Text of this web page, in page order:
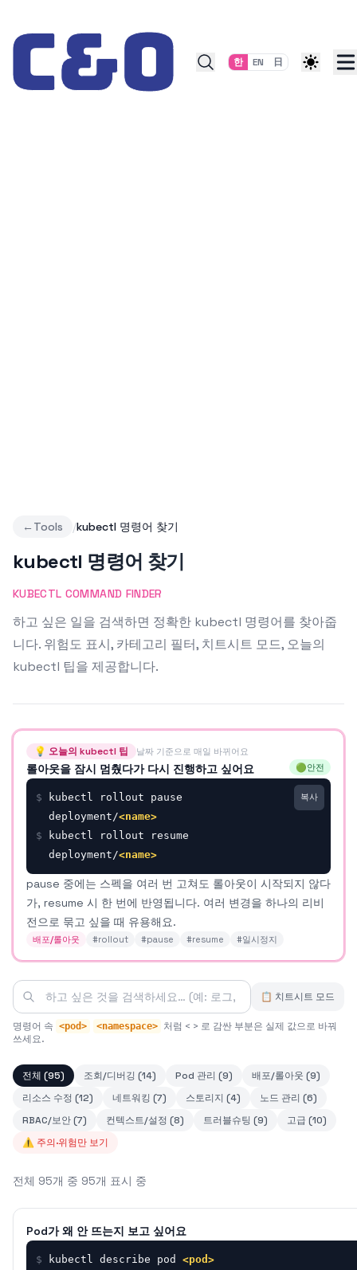
한 EN 日
← Tools /kubectl 명령어 찾기
kubectl 명령어 찾기
KUBECTL COMMAND FINDER
하고 싶은 일을 검색하면 정확한 kubectl 명령어를 찾아줍
니다. 위험도 표시, 카테고리 필터, 치트시트 모드, 오늘의
kubectl 팁을 제공합니다.
💡 오늘의 kubectl 팁 날짜 기준으로 매일 바뀌어요
롤아웃을 잠시 멈췄다가 다시 진행하고 싶어요 🟢안전
$
kubectl rollout pause
deployment/<name>
$
kubectl rollout resume
deployment/<name>
복사
pause 중에는 스펙을 여러 번 고쳐도 롤아웃이 시작되지 않다
가, resume 시 한 번에 반영됩니다. 여러 변경을 하나의 리비
전으로 묶고 싶을 때 유용해요.
배포/롤아웃 #rollout #pause #resume #일시정지
📋 치트시트 모드
명령어 속 <pod> <namespace> 처럼 < > 로 감싼 부분은 실제 값으로 바꿔
쓰세요.
전체 (95) 조회/디버깅 (14) Pod 관리 (9) 배포/롤아웃 (9)
리소스 수정 (12) 네트워킹 (7) 스토리지 (4) 노드 관리 (6)
RBAC/보안(7) 컨텍스트/설정 (8) 트러블슈팅 (9) 고급 (10)
⚠️ 주의·위험만 보기
전체 95개 중 95개 표시 중
Pod가 왜 안 뜨는지 보고 싶어요
$ kubectl describe pod <pod>